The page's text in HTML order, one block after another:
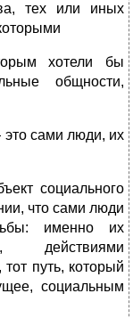
тех или иных
хотели бы
общности,
сами люди, их
социального
что сами люди
именно их
действиями
путь, который
социальным